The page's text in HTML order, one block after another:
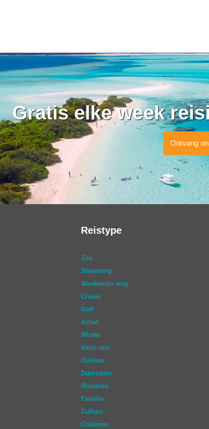
Gratis elke week
Ontvang
Reistype
Zon
Stedentrip
Weekendje weg
Cruise
Golf
Actief
Winter
Verre reis
Culinair
Duurzaam
Rondreis
Familie
Cultuur
Columns